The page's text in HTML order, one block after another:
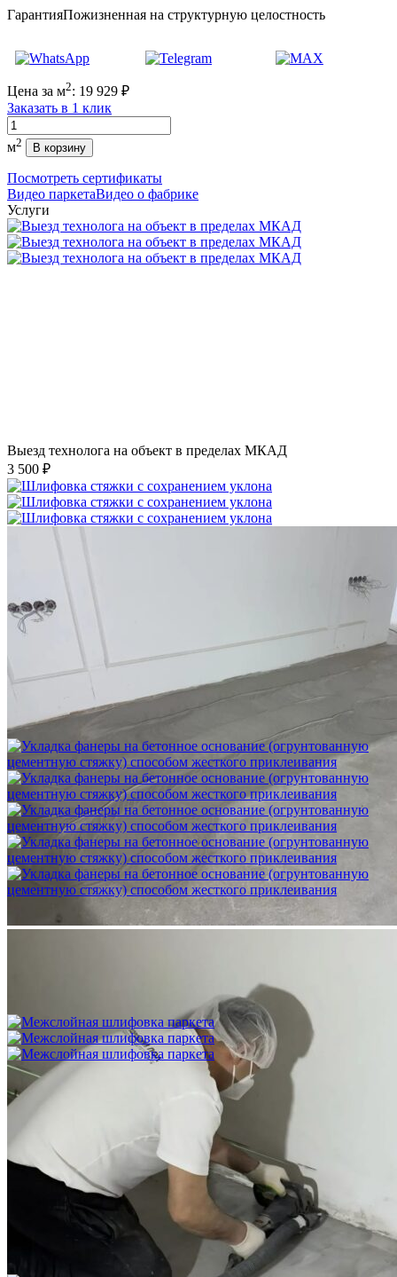
ГарантияПожизненная на структурную целостность
Цена за м2: 19 929 ₽
Заказать в 1 клик
Количество
м2 В корзину
Посмотреть сертификаты
Видео паркетаВидео о фабрике
Услуги
Выезд технолога на объект в пределах МКАД
3 500 ₽
Шлифовка стяжки с сохранением уклона
1 500 ₽
цементную стяжку) способом жесткого приклеивания
Межслойная шлифовка паркета